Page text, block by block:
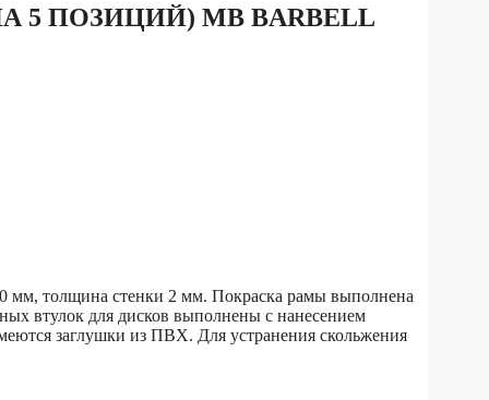
ПОЗИЦИЙ) MB BARBELL
мм, толщина стенки 2 мм. Покраска рамы выполнена
втулок для дисков выполнены с нанесением
заглушки из ПВХ. Для устранения скольжения